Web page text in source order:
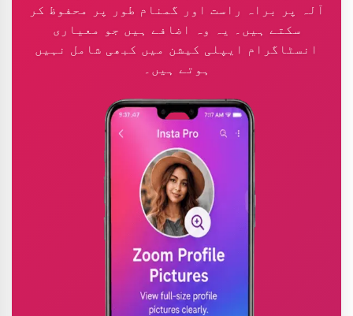
آلہ پر براہ راست اور گمنام طور پر محفوظ کر
سکتے ہیں۔ یہ وہ اضافے ہیں جو معیاری
انسٹاگرام ایپلی کیشن میں کبھی شامل نہیں
ہوتے ہیں۔